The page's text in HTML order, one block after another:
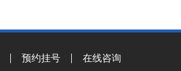
预约挂号 在线咨询